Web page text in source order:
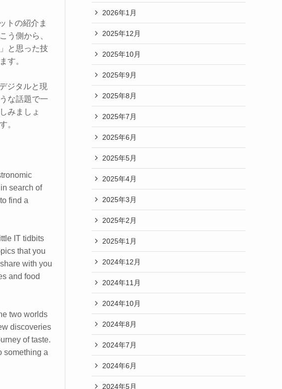
トの紹介ま
う側から、
と思った技
す。
ジタルと現
な話題で一
みましょ
。
search of
find a
IT tidbits
that you
with you
and food
two worlds
discoveries
of taste.
something a
2026年1月
2025年12月
2025年10月
2025年9月
2025年8月
2025年7月
2025年6月
2025年5月
2025年4月
2025年3月
2025年2月
2025年1月
2024年12月
2024年11月
2024年10月
2024年8月
2024年7月
2024年6月
2024年5月